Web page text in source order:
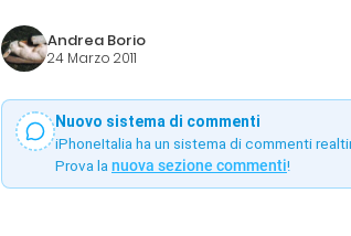
Andrea Borio
24 Marzo 2011
Nuovo sistema di commenti
iPhoneItalia ha un sistema di commenti
Prova la nuova sezione commenti!